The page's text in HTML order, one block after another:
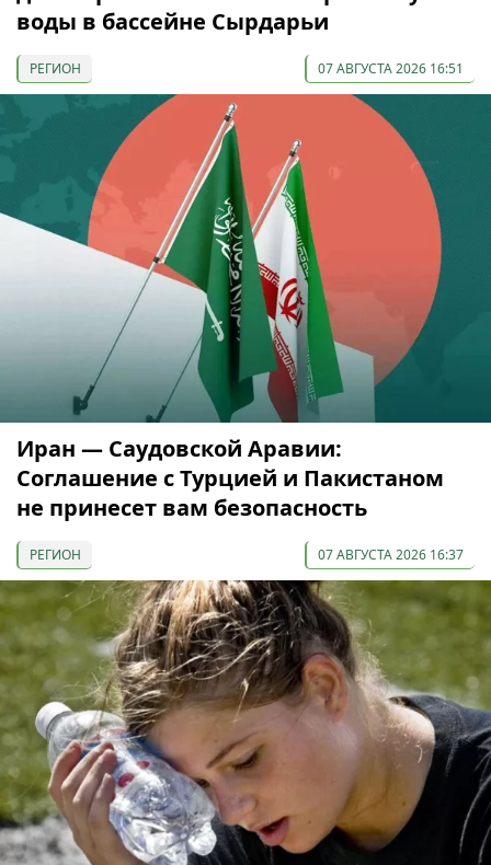
воды в бассейне Сырдарьи
РЕГИОН 07 АВГУСТА 2026 16:51
Иран — Саудовской Аравии:
Соглашение с Турцией и Пакистаном
не принесет вам безопасность
РЕГИОН 07 АВГУСТА 2026 16:37